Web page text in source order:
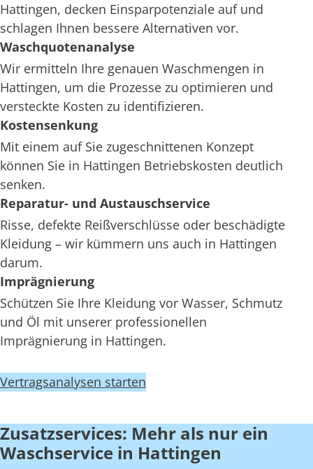
Hattingen, decken Einsparpotenziale auf und
schlagen Ihnen bessere Alternativen vor.
Waschquotenanalyse
Wir ermitteln Ihre genauen Waschmengen in
Hattingen, um die Prozesse zu optimieren und
versteckte Kosten zu identifizieren.
Kostensenkung
Mit einem auf Sie zugeschnittenen Konzept
können Sie in Hattingen Betriebskosten deutlich
senken.
Reparatur- und Austauschservice
Risse, defekte Reißverschlüsse oder beschädigte
Kleidung – wir kümmern uns auch in Hattingen
darum.
Imprägnierung
Schützen Sie Ihre Kleidung vor Wasser, Schmutz
und Öl mit unserer professionellen
Imprägnierung in Hattingen.
Vertragsanalysen starten
Zusatzservices: Mehr als nur ein
Waschservice in Hattingen